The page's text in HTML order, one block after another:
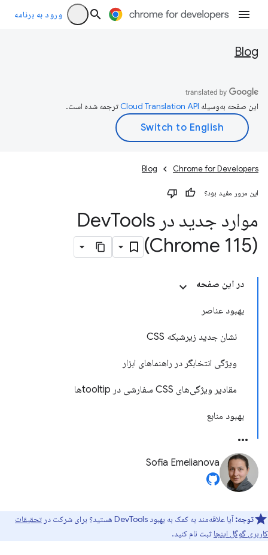
ورود به برنامه
Blog
این صفحه به‌وسیله ترجمه شده است.
Chrome for Developers
Blog
این مرور مفید بود؟
موارد جدید در Dev Tools
(Chrome 115)
در این صفحه
بهبود عناصر
نشان جدید زیرشبکه CSS
ویژگی انتخابگر در راهنماهای ابزار
مقادیر ویژگی‌های CSS سفارشی در tooltipها
بهبود منابع
Sofia Emelianova
توجه:آیا علاقه‌مند به کمک به بهبود DevTools هستید؟ برای شرکت در
تحقیقات
کاربری گوگل اینجا ثبت نام کنید.